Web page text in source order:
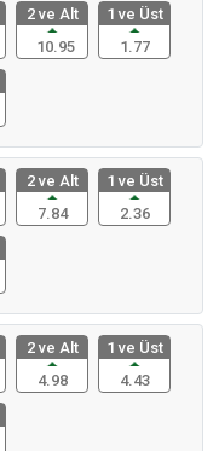
2 ve Alt
10.95
1 ve Üst
1.77
2 ve Alt
7.84
1 ve Üst
2.36
2 ve Alt
4.98
1 ve Üst
4.43